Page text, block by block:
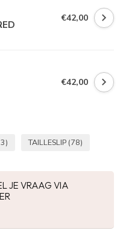
€42,00
€42,00
TAILLESLIP (78)
JE VRAAG VIA